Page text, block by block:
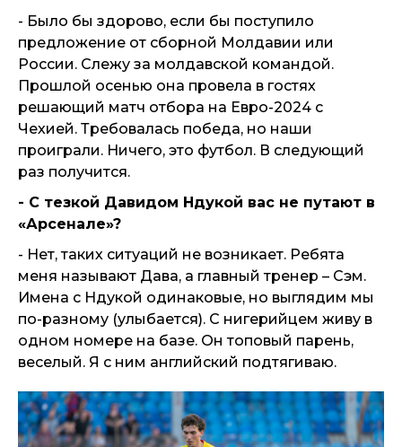
- Было бы здорово, если бы поступило
предложение от сборной Молдавии или
России. Слежу за молдавской командой.
Прошлой осенью она провела в гостях
решающий матч отбора на Евро-2024 с
Чехией. Требовалась победа, но наши
проиграли. Ничего, это футбол. В следующий
раз получится.
- С тезкой Давидом Ндукой вас не путают в
«Арсенале»?
- Нет, таких ситуаций не возникает. Ребята
меня называют Дава, а главный тренер – Сэм.
Имена с Ндукой одинаковые, но выглядим мы
по-разному (улыбается). С нигерийцем живу в
одном номере на базе. Он топовый парень,
веселый. Я с ним английский подтягиваю.